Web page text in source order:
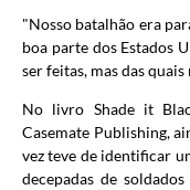
"Nosso batalhão era
boa parte dos Estados
ser feitas, mas das
No livro Shade it
Casemate Publishing,
vez teve de identificar
decepadas de